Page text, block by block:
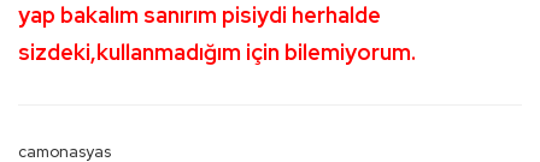
yap bakalım sanırım pisiydi herhalde
sizdeki,kullanmadığım için bilemiyorum.
camonasyas